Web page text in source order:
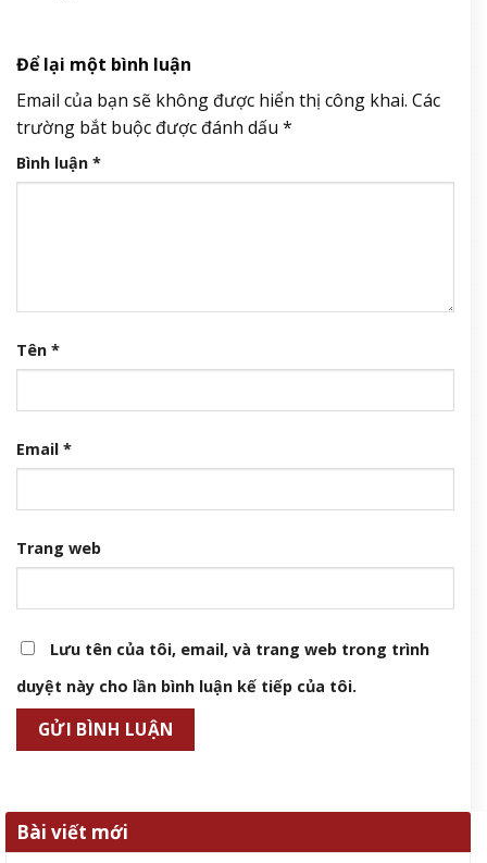
Để lại một bình luận
Email của bạn sẽ không được hiển thị công khai. Các
trường bắt buộc được đánh dấu *
Bình luận *
Tên *
Email *
Trang web
Lưu tên của tôi, email, và trang web trong trình
duyệt này cho lần bình luận kế tiếp của tôi.
Bài viết mới